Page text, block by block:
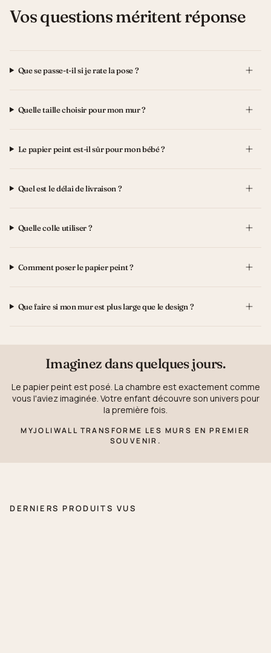
Vos questions méritent réponse
Que se passe-t-il si je rate la pose ?
Quelle taille choisir pour mon mur ?
Le papier peint est-il sûr pour mon bébé ?
Quel est le délai de livraison ?
Quelle colle utiliser ?
Comment poser le papier peint ?
Que faire si mon mur est plus large que le design ?
Imaginez dans quelques jours.
Le papier peint est posé. La chambre est exactement comme
vous l'aviez imaginée. Votre enfant découvre son univers pour
la première fois.
MYJOLIWALL TRANSFORME LES MURS EN PREMIER
SOUVENIR.
DERNIERS PRODUITS VUS